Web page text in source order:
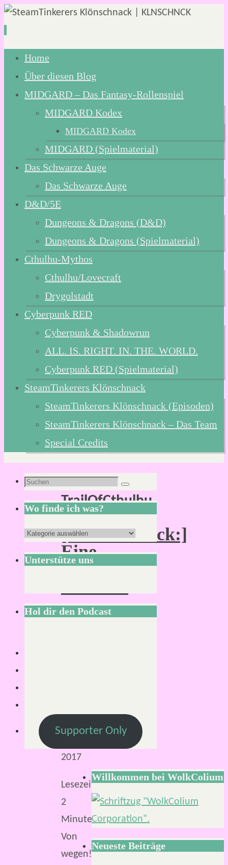
Zum
Inhalt
springen
Home
Über diesen Blog
MIDGARD – Das Fantasy-Rollenspiel
MIDGARD Kodex
MIDGARD Kodex
MIDGARD (Spielmaterial)
Das Schwarze Auge
Das Schwarze Auge
D&D/5E
Dungeons & Dragons (D&D)
Dungeons & Dragons (Spielmaterial)
Cthulhu-Mythos
Cthulhu/Lovecraft
Drygolstadt
Cyberpunk RED
Cyberpunk & Shadowrun
ALL. IS. RIGHT. IN. THE. WORLD.
Cyberpunk RED (Spielmaterial)
SteamTinkerers Klönschnack
SteamTinkerers Klönschnack (Episoden)
SteamTinkerers Klönschnack – Das Team
Special Credits
Schlagwort:
TrailOfCthulhu
[:Klönschnack:]
Eine
kleine
2017
Lesezeit:
2
Minuten
Von
wegen!
Suchen
nach:
Suchen
Wo finde ich was?
Wo
finde
ich
Unterstütze uns
Hol dir den Podcast
Supporter Only
Willkommen bei WolkColium
Neueste Beiträge